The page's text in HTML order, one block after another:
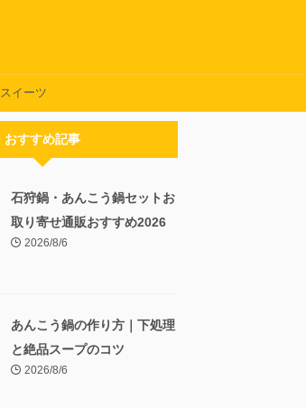
スイーツ
おすすめ記事
石狩鍋・あんこう鍋セットお
取り寄せ通販おすすめ2026
2026/8/6
あんこう鍋の作り方｜下処理
と絶品スープのコツ
2026/8/6